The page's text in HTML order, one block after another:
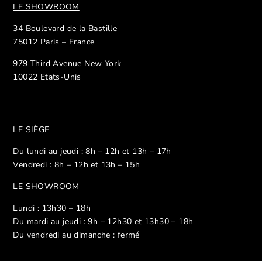
LE SHOWROOM
34 Boulevard de la Bastille
75012 Paris – France
979 Third Avenue New York
10022 Etats-Unis
LE SIÈGE
Du lundi au jeudi : 8h – 12h et 13h – 17h
Vendredi : 8h – 12h et 13h – 15h
LE SHOWROOM
Lundi : 13h30 – 18h
Du mardi au jeudi : 9h – 12h30 et 13h30 – 18h
Du vendredi au dimanche : fermé